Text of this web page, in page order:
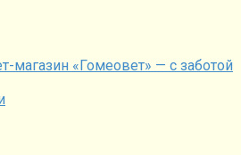
магазин «Гомеовет» — с заботой